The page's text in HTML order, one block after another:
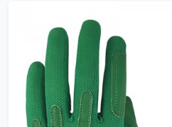
-10%